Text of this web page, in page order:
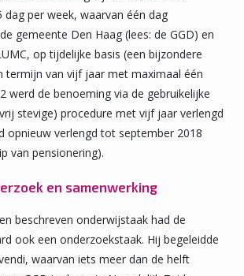
dag per week, waarvan één dag
gemeente Den Haag (lees: de GGD) en
op tijdelijke basis (een bijzondere
termijn van vijf jaar met maximaal één
werd de benoeming via de gebruikelijke
stevige) procedure met vijf jaar verlengd
opnieuw verlengd tot september 2018
van pensionering).
en samenwerking
beschreven onderwijstaak had de
ook een onderzoekstaak. Hij begeleidde
waarvan iets meer dan de helft